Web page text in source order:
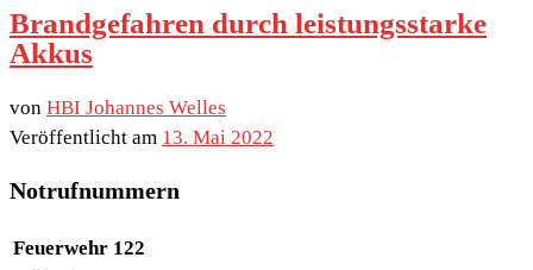
Brandgefahren durch leistungsstarke
Akkus
von HBI Johannes Welles
Veröffentlicht am 13. Mai 2022
Notrufnummern
Feuerwehr 122